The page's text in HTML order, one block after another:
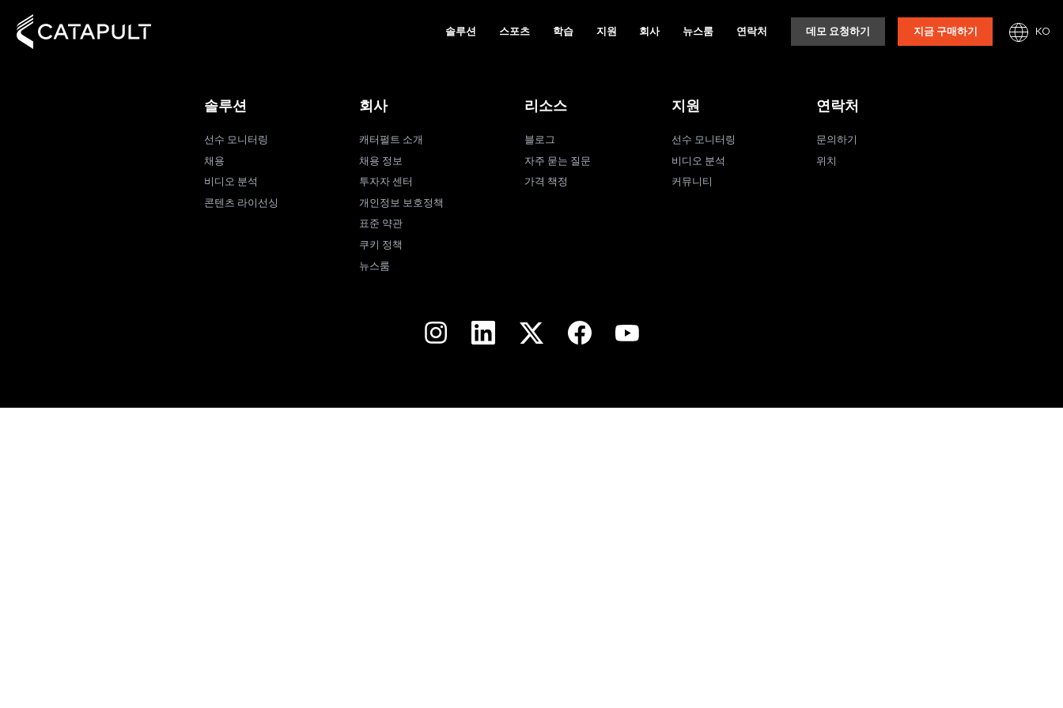
솔루션 스포츠 학습 지원 회사 뉴스룸 연락처 데모 요청하기 지금 구매하기 KO
솔루션
선수 모니터링
채용
비디오 분석
콘텐츠 라이선싱
회사
캐터펄트 소개
채용 정보
투자자 센터
개인정보 보호정책
표준 약관
쿠키 정책
뉴스룸
리소스
블로그
자주 묻는 질문
가격 책정
지원
선수 모니터링
비디오 분석
커뮤니티
연락처
문의하기
위치